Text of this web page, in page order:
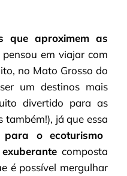
que aproximem as
pensou em viajar com
no Mato Grosso do
um destinos mais
divertido para as
também!), já que essa
o ecoturismo
composta
é possível mergulhar